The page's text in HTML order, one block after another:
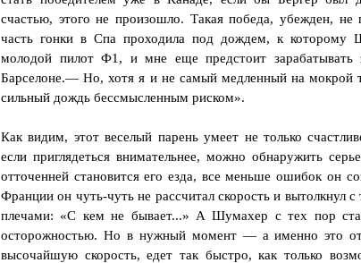
счастью, этого не произошло. Такая победа, убежден,
часть гонки в Спа проходила под дождем, к которому
молодой пилот Ф1, и мне еще предстоит зарабатывать
Барселоне.— Но, хотя я и не самый медленный на мокрой
сильный дождь бессмысленным риском».
Как видим, этот веселый парень умеет не только
если приглядеться внимательнее, можно обнаружить
отточенней становится его езда, все меньше ошибок он
Франции он чуть-чуть не рассчитал скорость и
плечами: «С кем не бывает...» А Шумахер с тех пор
осторожностью. Но в нужный момент — а именно это
высочайшую скорость, едет так быстро, как только